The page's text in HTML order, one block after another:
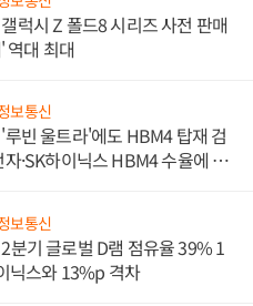
럭시 Z 폴드8 시리즈 사전 판매
역대 최대
보통신
빈 울트라'에도 HBM4 탑재 검
·SK하이닉스 HBM4 수율에 주
보통신
분기 글로벌 D램 점유율 39% 1
닉스와 13%p 격차